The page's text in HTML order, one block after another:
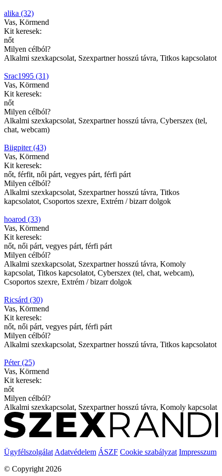
alika (32)
Vas, Körmend
Kit keresek:
nőt
Milyen célból?
Alkalmi szexkapcsolat, Szexpartner hosszú távra, Titkos kapcsolatot
Srac1995 (31)
Vas, Körmend
Kit keresek:
nőt
Milyen célból?
Alkalmi szexkapcsolat, Szexpartner hosszú távra, Cyberszex (tel,
chat, webcam)
Biigpiter (43)
Vas, Körmend
Kit keresek:
nőt, férfit, női párt, vegyes párt, férfi párt
Milyen célból?
Alkalmi szexkapcsolat, Szexpartner hosszú távra, Titkos
kapcsolatot, Csoportos szexre, Extrém / bizarr dolgok
hoarod (33)
Vas, Körmend
Kit keresek:
nőt, női párt, vegyes párt, férfi párt
Milyen célból?
Alkalmi szexkapcsolat, Szexpartner hosszú távra, Komoly
kapcsolat, Titkos kapcsolatot, Cyberszex (tel, chat, webcam),
Csoportos szexre, Extrém / bizarr dolgok
Ricsárd (30)
Vas, Körmend
Kit keresek:
nőt, női párt, vegyes párt, férfi párt
Milyen célból?
Alkalmi szexkapcsolat, Szexpartner hosszú távra, Titkos kapcsolatot
Péter (25)
Vas, Körmend
Kit keresek:
nőt
Milyen célból?
Alkalmi szexkapcsolat, Szexpartner hosszú távra, Komoly kapcsolat
Ügyfélszolgálat Adatvédelem ÁSZF Cookie szabályzat Impresszum
© Copyright 2026